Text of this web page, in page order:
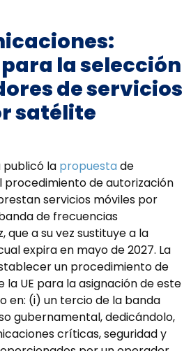
la selección
de servicios
satélite
publicó la propuestade
procedimiento de autorización
servicios móviles por
de frecuencias
que a su vez sustituye a la
expira en mayo de 2027. La
un procedimiento de
la UE para la asignación de este
en: (i) un tercio de la banda
gubernamental, dedicándolo,
críticas, seguridad y